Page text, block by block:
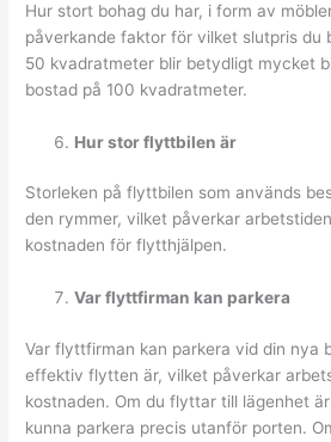
Hur stort bohag du har, i form av
påverkande faktor för vilket slutpris du
50 kvadratmeter blir betydligt mycket
bostad på 100 kvadratmeter.
Hur stor flyttbilen är
Storleken på flyttbilen som används
den rymmer, vilket påverkar
kostnaden för flytthjälpen.
Var flyttfirman kan parkera
Var flyttfirman kan parkera vid din nya
effektiv flytten är, vilket påverkar
kostnaden. Om du flyttar till lägenhet
kunna parkera precis utanför porten.